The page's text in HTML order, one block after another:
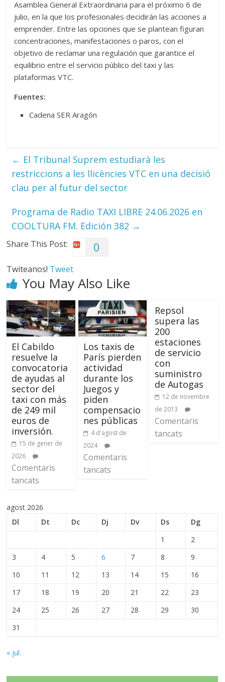
Asamblea General Extraordinaria para el próximo 6 de
julio, en la que los profesionales decidirán las acciones a
emprender. Entre las opciones que se plantean figuran
concentraciones, manifestaciones o paros, con el
objetivo de reclamar una regulación que garantice el
equilibrio entre el servicio público del taxi y las
plataformas VTC.
Fuentes:
Cadena SER Aragón
← El Tribunal Suprem estudiarà les
restriccions a les llicències VTC en una decisió
clau per al futur del sector
Programa de Radio TAXI LIBRE 24.06.2026 en
COOLTURA FM. Edición 382 →
Share This Post: 0
Twiteanos! Tweet
You May Also Like
El Cabildo
resuelve la
convocatoria
de ayudas al
sector del
taxi con más
de 249 mil
euros de
inversión.
15 de gener de
2026
Comentaris
tancats
Los taxis de
París pierden
actividad
durante los
Juegos y
piden
compensacio
nes públicas
4 d'agost de
2024
Comentaris
tancats
Repsol
supera las
200
estaciones
de servicio
con
suministro
de Autogas
12 de novembre
de 2013
Comentaris
tancats
agost 2026
Dl
Dt Dc Dj Dv Ds
Dg
1
2
3
4 5 6 7 8
9
10
11 12 13 14 15
16
17
18 19 20 21 22
23
24
25 26 27 28 29
30
31
« jul.